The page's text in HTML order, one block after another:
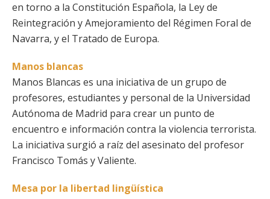
en torno a la Constitución Española, la Ley de
Reintegración y Amejoramiento del Régimen Foral de
Navarra, y el Tratado de Europa.
Manos blancas
Manos Blancas es una iniciativa de un grupo de
profesores, estudiantes y personal de la Universidad
Autónoma de Madrid para crear un punto de
encuentro e información contra la violencia terrorista.
La iniciativa surgió a raíz del asesinato del profesor
Francisco Tomás y Valiente.
Mesa por la libertad lingüística